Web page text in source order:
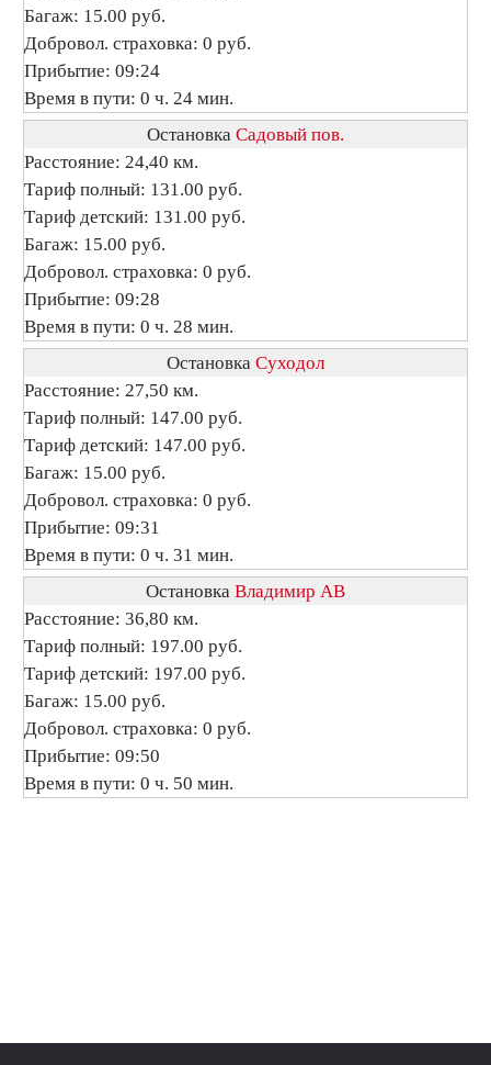
Багаж: 15.00 руб.
Добровол. страховка: 0 руб.
Прибытие: 09:24
Время в пути: 0 ч. 24 мин.
Остановка Садовый пов.
Расстояние: 24,40 км.
Тариф полный: 131.00 руб.
Тариф детский: 131.00 руб.
Багаж: 15.00 руб.
Добровол. страховка: 0 руб.
Прибытие: 09:28
Время в пути: 0 ч. 28 мин.
Остановка Суходол
Расстояние: 27,50 км.
Тариф полный: 147.00 руб.
Тариф детский: 147.00 руб.
Багаж: 15.00 руб.
Добровол. страховка: 0 руб.
Прибытие: 09:31
Время в пути: 0 ч. 31 мин.
Остановка Владимир АВ
Расстояние: 36,80 км.
Тариф полный: 197.00 руб.
Тариф детский: 197.00 руб.
Багаж: 15.00 руб.
Добровол. страховка: 0 руб.
Прибытие: 09:50
Время в пути: 0 ч. 50 мин.